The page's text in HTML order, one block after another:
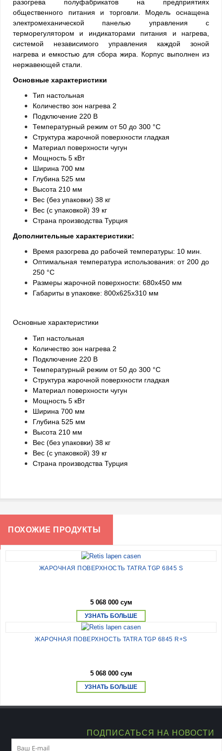
разогрева полуфабрикатов на предприятиях
общественного питания и торговли. Модель оснащена
электромеханической панелью управления с
терморегулятором и индикаторами питания и нагрева,
системой независимого управления каждой зоной
нагрева и емкостью для сбора жира. Корпус выполнен из
нержавеющей стали.
Основные характеристики
Тип настольная
Количество зон нагрева 2
Подключение 220 В
Температурный режим от 50 до 300 °С
Структура жарочной поверхности гладкая
Материал поверхности чугун
Мощность 5 кВт
Ширина 700 мм
Глубина 525 мм
Высота 210 мм
Вес (без упаковки) 38 кг
Вес (с упаковкой) 39 кг
Страна производства Турция
Дополнительные характеристики:
Время разогрева до рабочей температуры: 10 мин.
Оптимальная температура использования: от 200 до
250 °C
Размеры жарочной поверхности: 680x450 мм
Габариты в упаковке: 800х625х310 мм
Основные характеристики
Тип настольная
Количество зон нагрева 2
Подключение 220 В
Температурный режим от 50 до 300 °С
Структура жарочной поверхности гладкая
Материал поверхности чугун
Мощность 5 кВт
Ширина 700 мм
Глубина 525 мм
Высота 210 мм
Вес (без упаковки) 38 кг
Вес (с упаковкой) 39 кг
Страна производства Турция
ПОХОЖИЕ ПРОДУКТЫ
ЖАРОЧНАЯ ПОВЕРХНОСТЬ TATRA TGP 6845 S
5 068 000 сум
УЗНАТЬ БОЛЬШЕ
ЖАРОЧНАЯ ПОВЕРХНОСТЬ TATRA TGP 6845 R+S
5 068 000 сум
УЗНАТЬ БОЛЬШЕ
ПОДПИСАТЬСЯ НА НОВОСТИ